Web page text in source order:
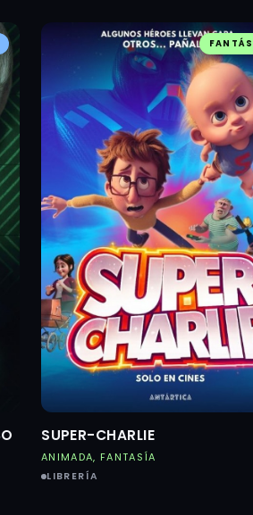
SUPER-CHARLIE
ANIMADA, FANTASÍA
LIBRERÍA